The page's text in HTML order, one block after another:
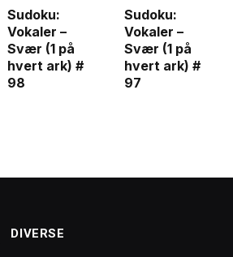
Sudoku:
Vokaler –
Svær (1 på
hvert ark) #
98
Sudoku:
Vokaler –
Svær (1 på
hvert ark) #
97
DIVERSE